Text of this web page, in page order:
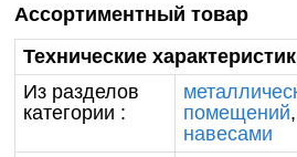
Ассортиментный товар
Технические
Из разделов
категории :
помещений
навесами